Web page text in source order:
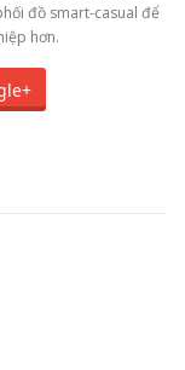
đồ smart-casual để
hơn.